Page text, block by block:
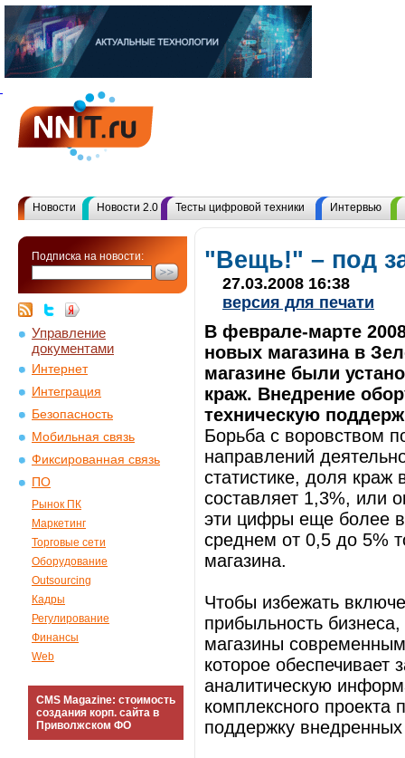
Новости Новости 2.0 Тесты цифровой техники Интервью
Подписка на новости:
Управление
документами
Интернет
Интеграция
Безопасность
Мобильная связь
Фиксированная связь
ПО
Рынок ПК
Маркетинг
Торговые сети
Оборудование
Outsourcing
Кадры
Регулирование
Финансы
Web
CMS Magazine: стоимость
создания корп. сайта в
Приволжском ФО
"Вещь!" – под
27.03.2008 16:38
версия для печати
В феврале-марте
новых магазина в
магазине были
краж. Внедрение
техническую
Борьба с воровством
направлений
статистике, доля краж
составляет 1,3%, или
эти цифры еще более
среднем от 0,5 до 5%
магазина.
Чтобы избежать
прибыльность
магазины
которое обеспечивает
аналитическую
комплексного проекта
поддержку